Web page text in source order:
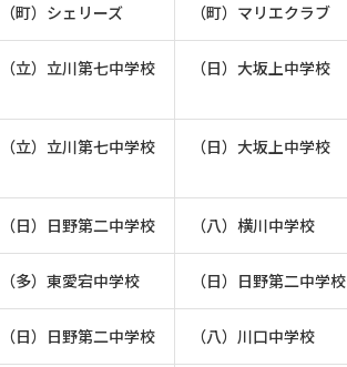
（町）シェリーズ （町）マリエクラブ
（立）立川第七中学校 （日）大坂上中学校
（立）立川第七中学校 （日）大坂上中学校
（日）日野第二中学校 （八）横川中学校
（多）東愛宕中学校 （日）日野第二中学校
（日）日野第二中学校 （八）川口中学校